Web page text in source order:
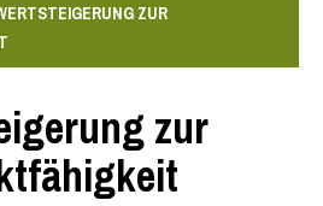
ZUR
zur